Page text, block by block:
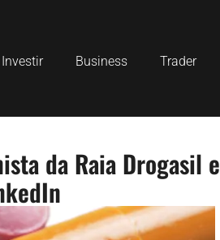
Business Trader
da Raia Drogasil e